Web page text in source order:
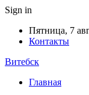
Sign in
Пятница, 7
Контакты
Витебск
Главная